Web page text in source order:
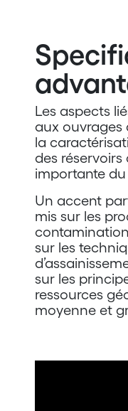
Les aspects
aux ouvrages
la
des
importante
Un accent
mis sur les
sur les
sur les
ressources
moyenne et